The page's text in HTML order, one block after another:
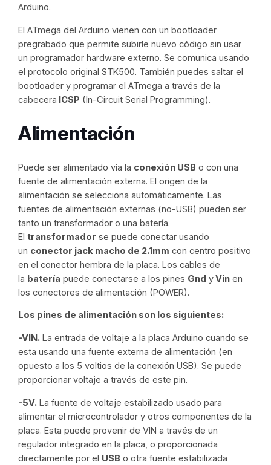
Arduino.
El ATmega del Arduino vienen con un bootloader
pregrabado que permite subirle nuevo código sin usar
un programador hardware externo. Se comunica usando
el protocolo original STK500. También puedes saltar el
bootloader y programar el ATmega a través de la
cabecera ICSP (In-Circuit Serial Programming).
Alimentación
Puede ser alimentado vía la conexión USB o con una
fuente de alimentación externa. El origen de la
alimentación se selecciona automáticamente. Las
fuentes de alimentación externas (no-USB) pueden ser
tanto un transformador o una batería.
El transformador se puede conectar usando
un conector jack macho de 2.1mm con centro positivo
en el conector hembra de la placa. Los cables de
la batería puede conectarse a los pines Gnd yVin en
los conectores de alimentación (POWER).
Los pines de alimentación son los siguientes:
-VIN. La entrada de voltaje a la placa Arduino cuando se
esta usando una fuente externa de alimentación (en
opuesto a los 5 voltios de la conexión USB). Se puede
proporcionar voltaje a través de este pin.
-5V. La fuente de voltaje estabilizado usado para
alimentar el microcontrolador y otros componentes de la
placa. Esta puede provenir de VIN a través de un
regulador integrado en la placa, o proporcionada
directamente por el USB o otra fuente estabilizada